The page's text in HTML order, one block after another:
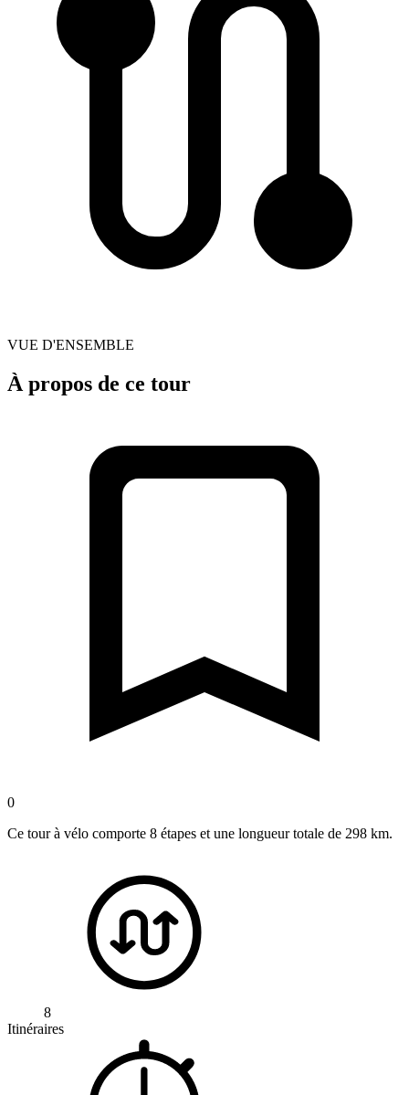
VUE D'ENSEMBLE
À propos de ce tour
0
Ce tour à vélo comporte 8 étapes et une longueur totale de 298 km.
8
Itinéraires